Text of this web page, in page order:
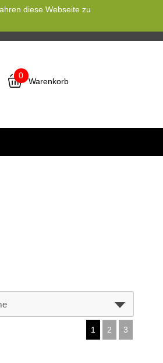
diese Webseite zu
0
Warenkorb
1 2 3